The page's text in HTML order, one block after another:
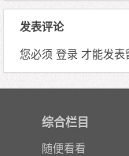
发表评论
您必须 登录 才能发表
综合栏目
随便看看